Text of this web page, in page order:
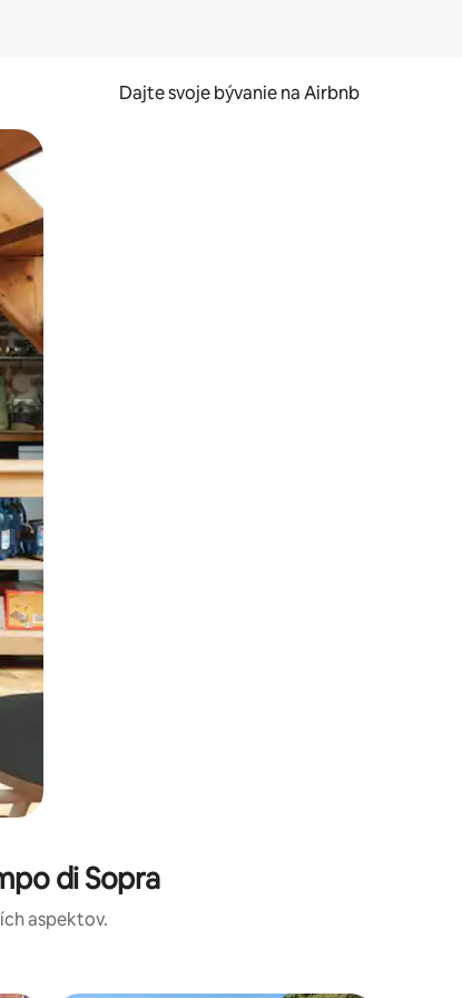
Dajte svoje bývanie na Airbnb
dotykových gest či potiahnutia prstom.
di Sopra
aspektov.